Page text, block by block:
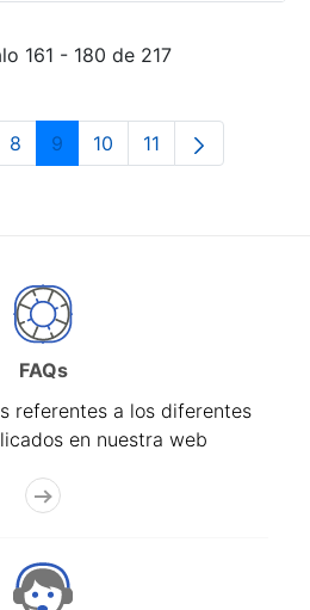
161 - 180 de 217
intermedias Use TAB para
Página
8 Página
9 Página
10 Página
11
FAQs
referentes a los diferentes
en nuestra web